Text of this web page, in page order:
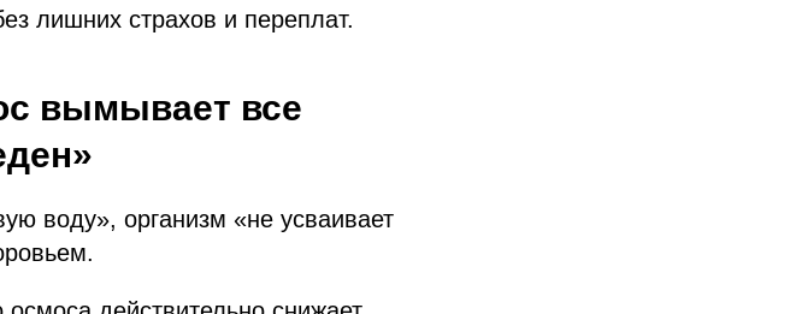
лишних страхов и переплат.
вымывает все
воду», организм «не усваивает